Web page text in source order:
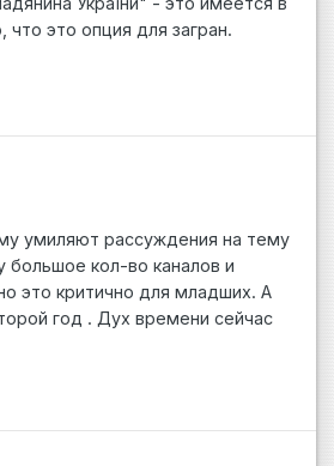
что это опция для загран.
умиляют рассуждения на тему
большое кол-во каналов и
это критично для младших. А
год . Дух времени сейчас